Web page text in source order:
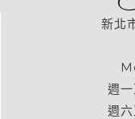
新北
週
週